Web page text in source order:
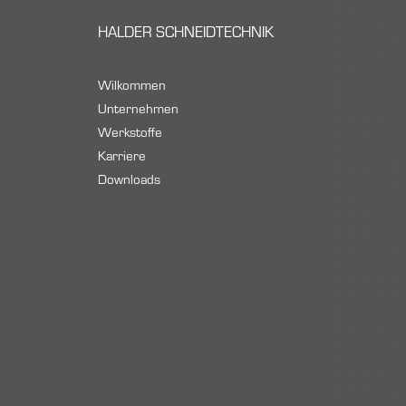
HALDER SCHNEIDTECHNIK
Wilkommen
Unternehmen
Werkstoffe
Karriere
Downloads